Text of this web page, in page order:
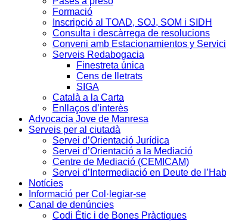
Formació
Inscripció al TOAD, SOJ, SOM i SIDH
Consulta i descàrrega de resolucions
Conveni amb Estacionamientos y
Serveis Redabogacia
Finestreta única
Cens de lletrats
SIGA
Català a la Carta
Enllaços d’interès
Advocacia Jove de Manresa
Serveis per al ciutadà
Servei d’Orientació Jurídica
Servei d’Orientació a la Mediació
Centre de Mediació (CEMICAM)
Servei d’Intermediació en Deute de
Notícies
Informació per Col·legiar-se
Canal de denúncies
Codi Ètic i de Bones Pràctiques